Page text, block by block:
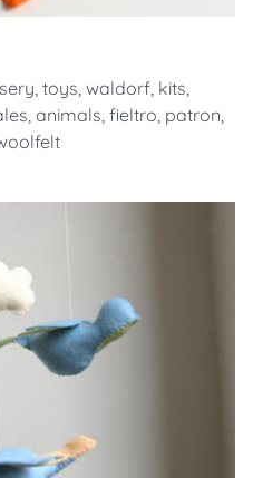
, toys, waldorf, kits,
, animals, fieltro, patron,